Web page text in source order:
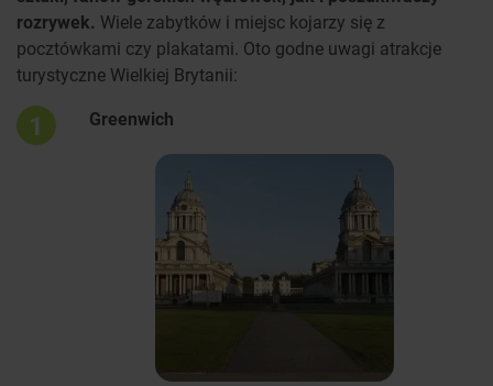
rozrywek. Wiele zabytków i miejsc kojarzy się z
pocztówkami czy plakatami. Oto godne uwagi atrakcje
turystyczne Wielkiej Brytanii:
1 Greenwich